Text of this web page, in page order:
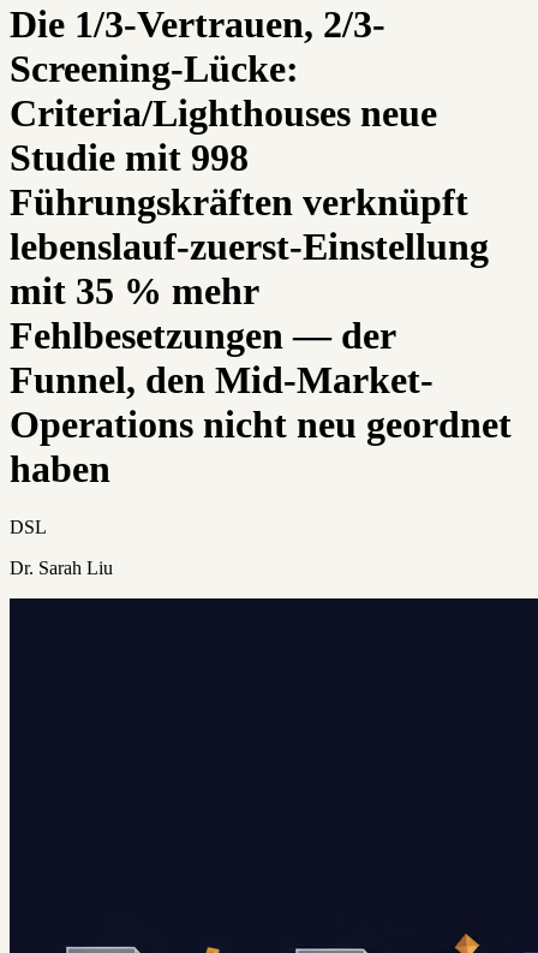
Die 1/3-Vertrauen, 2/3-
Screening-Lücke:
Criteria/Lighthouses neue
Studie mit 998
Führungskräften verknüpft
lebenslauf-zuerst-Einstellung
mit 35 % mehr
Fehlbesetzungen — der
Funnel, den Mid-Market-
Operations nicht neu geordnet
haben
DSL
Dr. Sarah Liu